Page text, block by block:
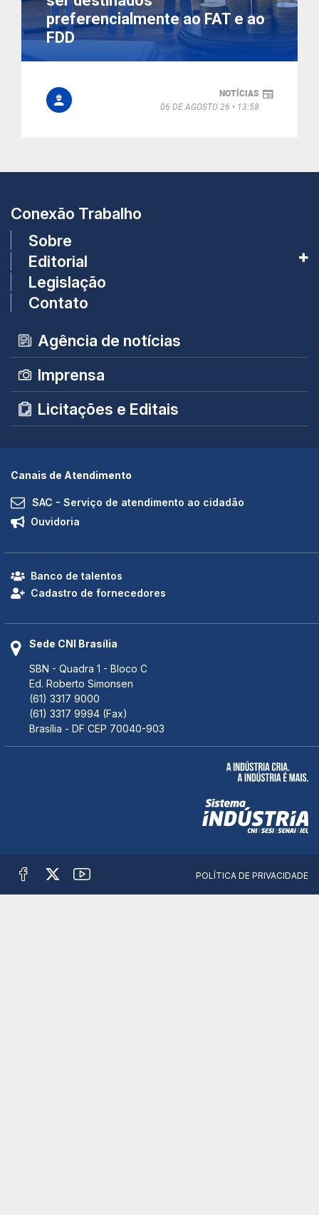
preferencialmente ao FAT e ao
FDD
NOTÍCIAS
06 DE AGOSTO 26
13:58
Conexão Trabalho
Sobre
Editorial
Legislação
Contato
Agência de notícias
Imprensa
Licitações e Editais
Canais de Atendimento
SAC - Serviço de atendimento ao cidadão
Ouvidoria
Banco de talentos
Cadastro de fornecedores
Sede CNI Brasília
SBN - Quadra 1 - Bloco C
Ed. Roberto Simonsen
(61) 3317 9000
(61) 3317 9994 (Fax)
Brasília - DF CEP 70040-903
POLÍTICA DE PRIVACIDADE